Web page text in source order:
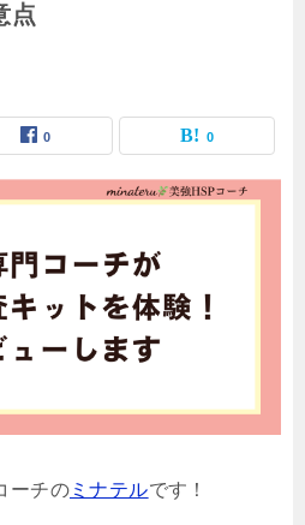
点
0 0
ーチの ミナテルです！